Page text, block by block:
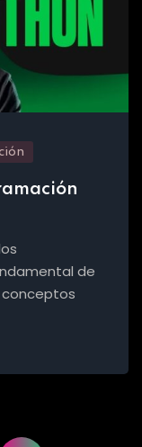
de
conceptos